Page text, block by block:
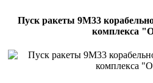
Пуск ракеты 9М33
комплекса